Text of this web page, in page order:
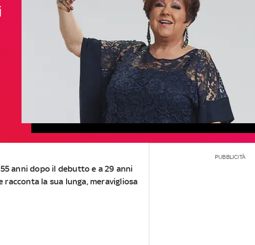
anni dopo il debutto e a 29 anni
la sua lunga, meravigliosa
PUBBLICITÀ